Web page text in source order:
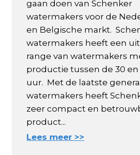
gaan doen van Schenker
watermakers voor de
en Belgische markt.
watermakers heeft een
range van watermakers
productie tussen de 30 en
uur. Met de laatste
watermakers heeft
zeer compact en
product...
Lees meer >>